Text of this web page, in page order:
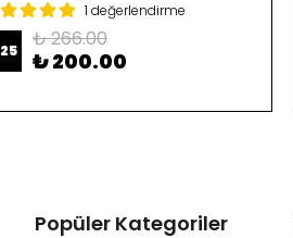
1 değerlendirme
25 ₺ 266.00
₺ 200.00
Popüler Kategoriler